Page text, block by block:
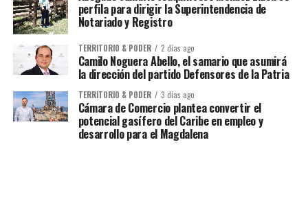
perfila para dirigir la Superintendencia de
Notariado y Registro
TERRITORIO & PODER 2 días ago
Camilo Noguera Abello, el samario que asumirá
la dirección del partido Defensores de la Patria
TERRITORIO & PODER 3 días ago
Cámara de Comercio plantea convertir el
potencial gasífero del Caribe en empleo y
desarrollo para el Magdalena